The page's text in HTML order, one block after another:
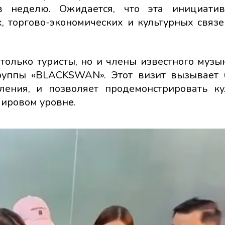
неделю. Ожидается, что эта
торгово-экономических и культурных
туристы, но и члены известного
«BLACKSWAN». Этот визит вызывает
и позволяет продемонстрировать
уровне.